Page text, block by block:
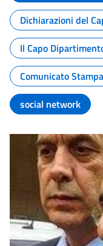
Dichiarazioni del
Il Capo
Comunicato Stampa
social network